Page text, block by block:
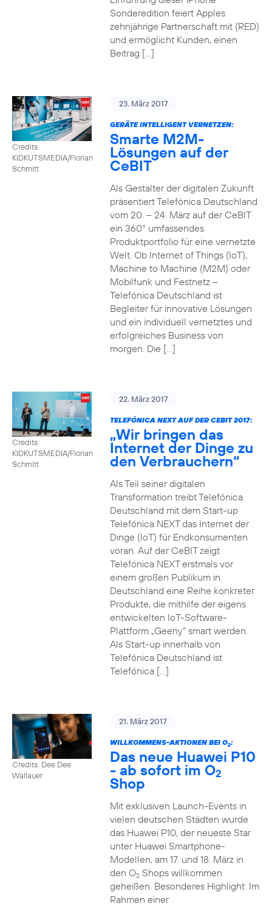
Sonderedition feiert Apples
zehnjährige Partnerschaft mit (RED)
und ermöglicht Kunden, einen
Beitrag […]
Credits:
KIDKUTSMEDIA/Florian
Schmitt
23. März 2017
GERÄTE INTELLIGENT VERNETZEN:
Smarte M2M-
Lösungen auf der
CeBIT
Als Gestalter der digitalen Zukunft
präsentiert Telefónica Deutschland
vom 20. – 24. März auf der CeBIT
ein 360° umfassendes
Produktportfolio für eine vernetzte
Welt. Ob Internet of Things (IoT),
Machine to Machine (M2M) oder
Mobilfunk und Festnetz –
Telefónica Deutschland ist
Begleiter für innovative Lösungen
und ein individuell vernetztes und
erfolgreiches Business von
morgen. Die […]
Credits:
KIDKUTSMEDIA/Florian
Schmitt
22. März 2017
TELEFÓNICA NEXT AUF DER CEBIT 2017:
„Wir bringen das
Internet der Dinge zu
den Verbrauchern“
Als Teil seiner digitalen
Transformation treibt Telefónica
Deutschland mit dem Start-up
Telefónica NEXT das Internet der
Dinge (IoT) für Endkonsumenten
voran. Auf der CeBIT zeigt
Telefónica NEXT erstmals vor
einem großen Publikum in
Deutschland eine Reihe konkreter
Produkte, die mithilfe der eigens
entwickelten IoT-Software-
Plattform „Geeny“ smart werden.
Als Start-up innerhalb von
Telefónica Deutschland ist
Telefónica […]
Credits: Dee Dee
Wallauer
21. März 2017
WILLKOMMENS-AKTIONEN BEI O2:
Das neue Huawei P10
- ab sofort im O2
Shop
Mit exklusiven Launch-Events in
vielen deutschen Städten wurde
das Huawei P10, der neueste Star
unter Huawei Smartphone-
Modellen, am 17. und 18. März in
den O2Shops willkommen
geheißen. Besonderes Highlight: Im
Rahmen einer